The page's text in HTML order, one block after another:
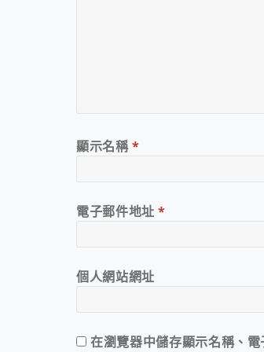
顯示名稱*
電子郵件地址*
個人網站網址
在瀏覽器中儲存顯示名稱、